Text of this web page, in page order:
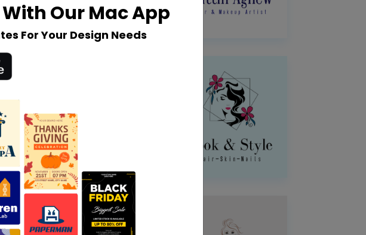
Our Mac App
For Your Design Needs